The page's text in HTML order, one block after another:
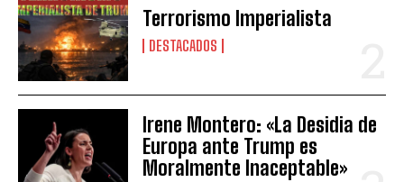
Terrorismo Imperialista
DESTACADOS
Irene Montero: «La Desidia de
Europa ante Trump es
Moralmente Inaceptable»